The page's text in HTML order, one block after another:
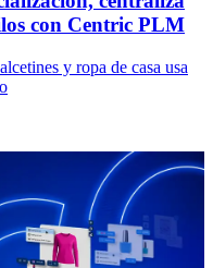
con Centric PLM
y ropa de casa usa